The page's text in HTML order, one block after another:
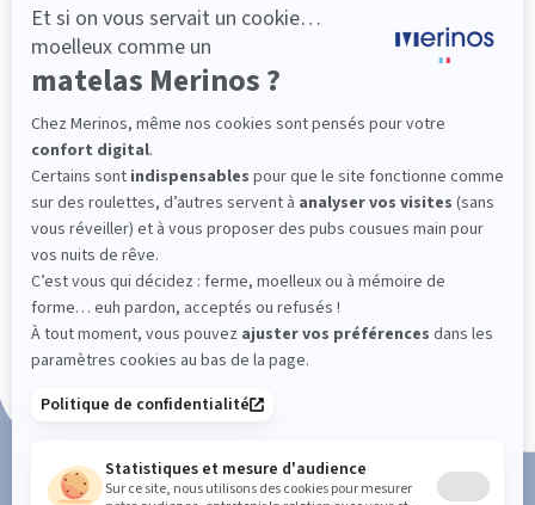
Fabrication Française
101 nuits d'essai*
Paiement en 3x ou 4x sans frais